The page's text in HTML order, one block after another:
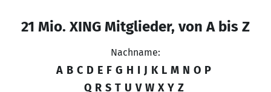
21 Mio. XING Mitglieder, von A bis Z
Nachname:
A B C D E F G H I J K L M N O P
Q R S T U V W X Y Z